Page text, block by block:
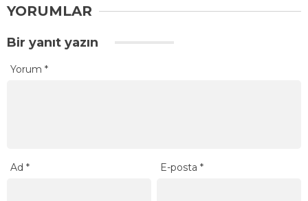
YORUMLAR
Bir yanıt yazın
Yorum *
Ad * E-posta*